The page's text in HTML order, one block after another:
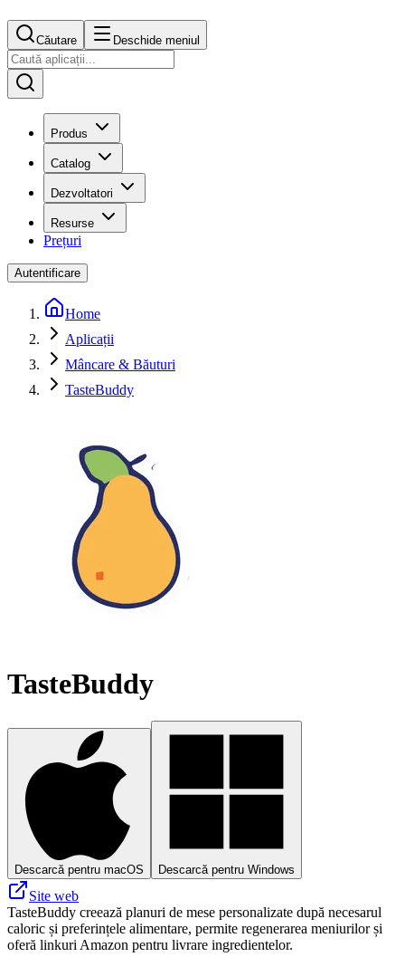
Căutare Deschide meniul
Produs
Catalog
Dezvoltatori
Resurse
Prețuri
Autentificare
Home
Aplicații
Mâncare & Băuturi
TasteBuddy
TasteBuddy
Descarcă pentru macOS Descarcă pentru Windows
Site web
TasteBuddy creează planuri de mese personalizate după necesarul
caloric și preferințele alimentare, permite regenerarea meniurilor și
oferă linkuri Amazon pentru livrare ingredientelor.